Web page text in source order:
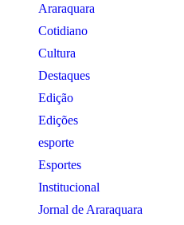
Araraquara
Cotidiano
Cultura
Destaques
Edição
Edições
esporte
Esportes
Institucional
Jornal de Araraquara